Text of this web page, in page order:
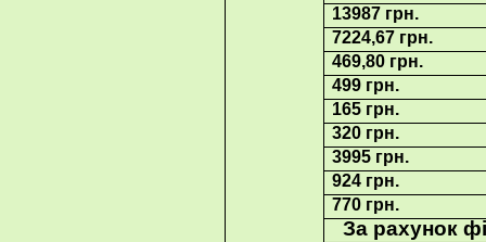
13987 грн.
7224,67 грн.
469,80 грн.
499 грн.
165 грн.
320 грн.
3995 грн.
924 грн.
770 грн.
За рахунок